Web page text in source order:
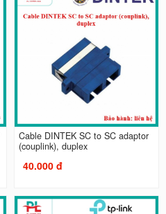
Cable DINTEK SC to SC adaptor
(couplink), duplex
40.000 đ